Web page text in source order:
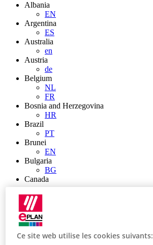
Albania
EN
Argentina
ES
Australia
en
Austria
de
Belgium
NL
FR
Bosnia and Herzegovina
HR
Brazil
PT
Brunei
EN
Bulgaria
BG
Canada
en
Chile
China
ZH
Ce site web utilise les cookies suivants: